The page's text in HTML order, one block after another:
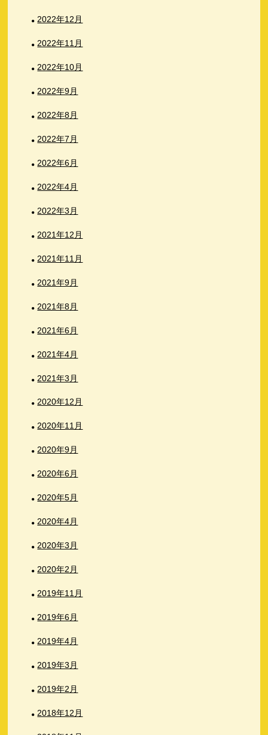
2022年12月
2022年11月
2022年10月
2022年9月
2022年8月
2022年7月
2022年6月
2022年4月
2022年3月
2021年12月
2021年11月
2021年9月
2021年8月
2021年6月
2021年4月
2021年3月
2020年12月
2020年11月
2020年9月
2020年6月
2020年5月
2020年4月
2020年3月
2020年2月
2019年11月
2019年6月
2019年4月
2019年3月
2019年2月
2018年12月